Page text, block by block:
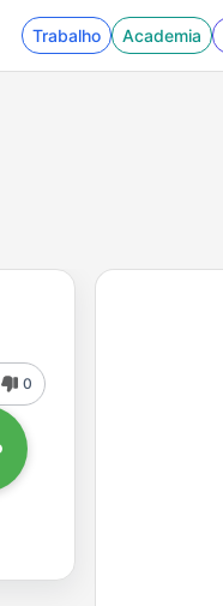
Trabalho Academia
0